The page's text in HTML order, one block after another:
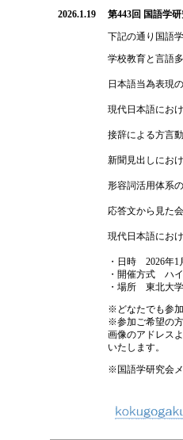
2026.1.19
第443回 国語学
下記の通り 国語
学校教育と言語
日本語当為表現
現代日本語にお
接辞による方言
新聞見出しにお
形容詞活用体系
応答文から見た
現代日本語にお
・日時 2026年1
・開催方式 ハ
・場所 東北大
※どなたでも参
※参加ご希望の
画像のアドレス
いたします。
※国語学研究会